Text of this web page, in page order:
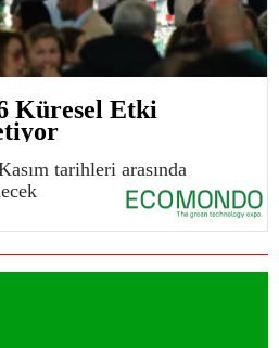
Küresel Etki
tarihleri arasında